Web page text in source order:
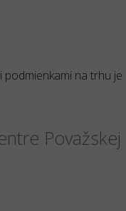
na trhu je
Považskej